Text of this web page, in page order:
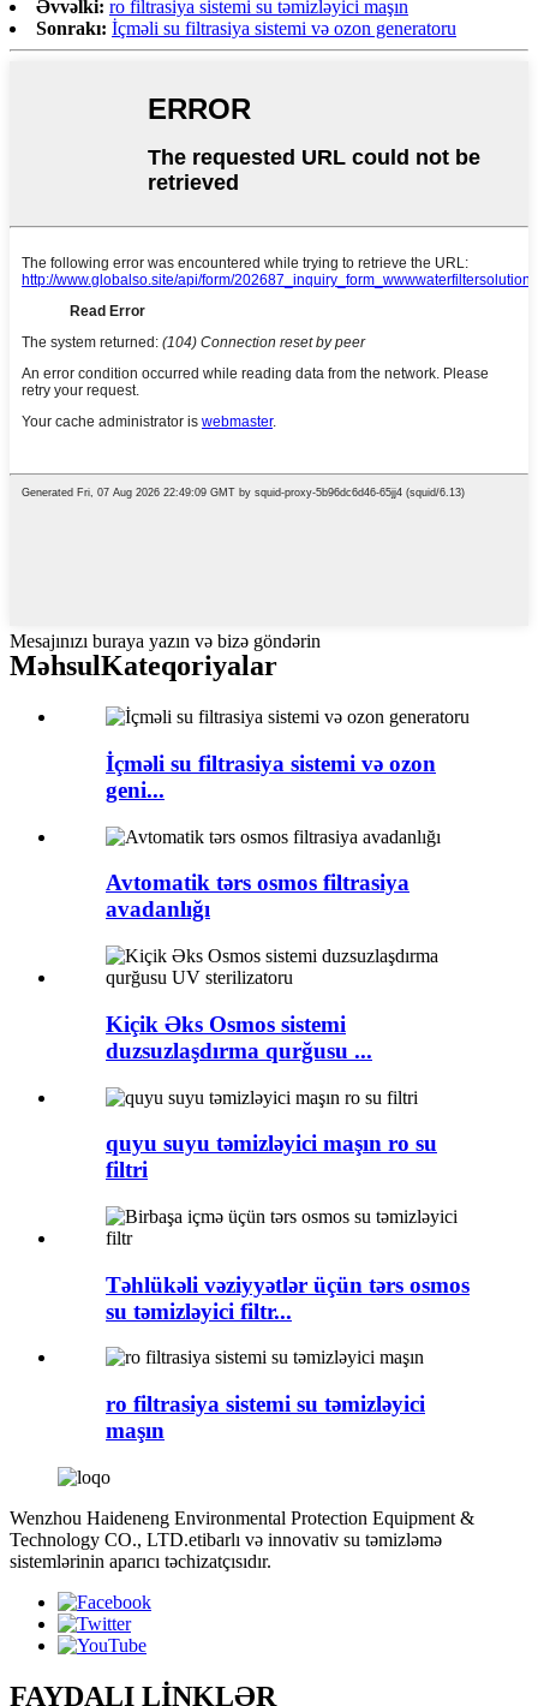
Əvvəlki: ro filtrasiya sistemi su təmizləyici maşın
Sonrakı: İçməli su filtrasiya sistemi və ozon generatoru
Mesajınızı buraya yazın və bizə göndərin
MəhsulKateqoriyalar
İçməli su filtrasiya sistemi və ozon
geni...
Avtomatik tərs osmos filtrasiya
avadanlığı
Kiçik Əks Osmos sistemi
duzsuzlaşdırma qurğusu ...
quyu suyu təmizləyici maşın ro su
filtri
Təhlükəli vəziyyətlər üçün tərs osmos
su təmizləyici filtr...
ro filtrasiya sistemi su təmizləyici
maşın
Wenzhou Haideneng Environmental Protection Equipment &
Technology CO., LTD.etibarlı və innovativ su təmizləmə
sistemlərinin aparıcı təchizatçısıdır.
FAYDALI LİNKLƏR